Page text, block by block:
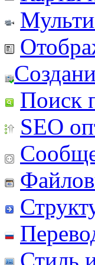
Поиск
SEO
Стиль